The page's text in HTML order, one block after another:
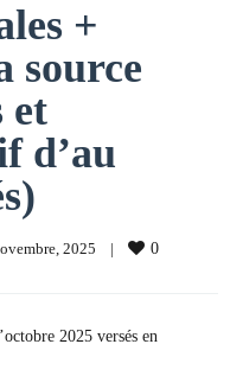
+
source
et
d’au
2025 | 0
2025 versés en